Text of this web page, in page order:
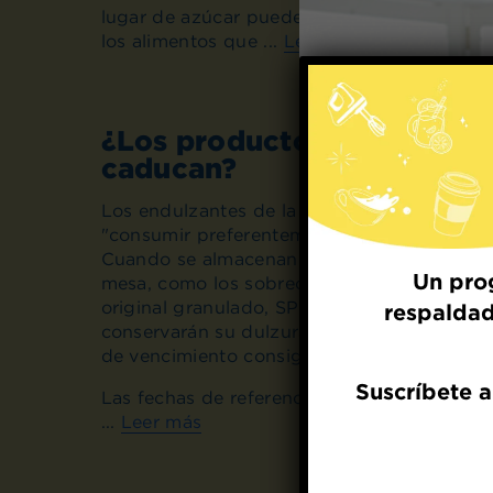
lugar de azúcar puede ayudar a reducir la
los alimentos que ... Leer más
¿Los productos de la
caducan?
Los endulzantes de la marca SPLENDA
"consumir preferentemente antes del".
Cuando se almacenan en un lugar fresco y
mesa, como los sobrecitos, las jarras o las
original granulado, SPLENDA Stevia y
conservarán su dulzura y podrán
de vencimiento consignada en la etiqueta.
Las fechas de referencia a continuación
... Leer más
Un
Suscríbete